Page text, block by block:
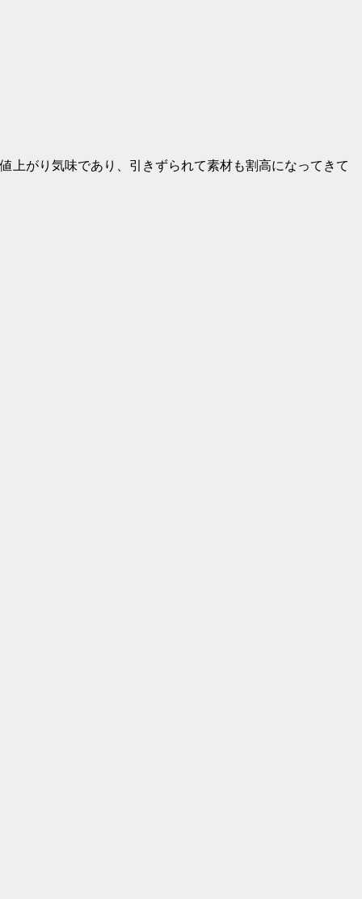
がり気味であり、引きずられて素材も割高になってきて